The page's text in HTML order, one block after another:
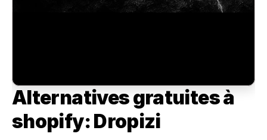
Alternatives gratuites à
shopify: Dropizi